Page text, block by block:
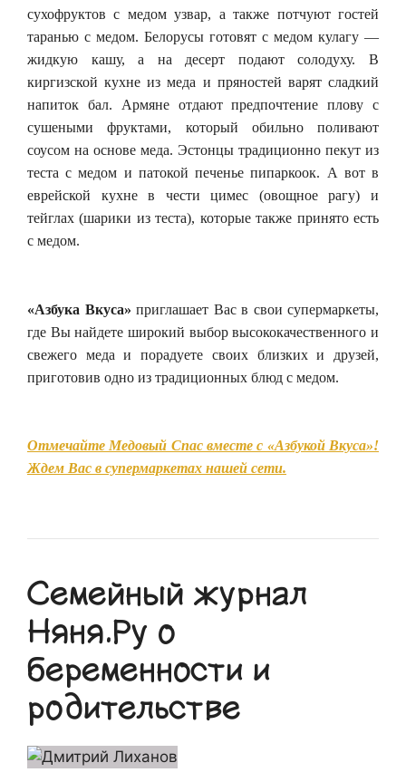
сухофруктов с медом узвар, а также потчуют гостей
таранью с медом. Белорусы готовят с медом кулагу —
жидкую кашу, а на десерт подают солодуху. В
киргизской кухне из меда и пряностей варят сладкий
напиток бал. Армяне отдают предпочтение плову с
сушеными фруктами, который обильно поливают
соусом на основе меда. Эстонцы традиционно пекут из
теста с медом и патокой печенье пипаркоок. А вот в
еврейской кухне в чести цимес (овощное рагу) и
тейглах (шарики из теста), которые также принято есть
с медом.
«Азбука Вкуса» приглашает Вас в свои супермаркеты,
где Вы найдете широкий выбор высококачественного и
свежего меда и порадуете своих близких и друзей,
приготовив одно из традиционных блюд с медом.
Отмечайте Медовый Спас вместе с «Азбукой Вкуса»!
Ждем Вас в супермаркетах нашей сети.
Семейный журнал
Няня.Ру о
беременности и
родительстве